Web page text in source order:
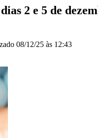
2 e 5 de
08/12/25 às 12:43